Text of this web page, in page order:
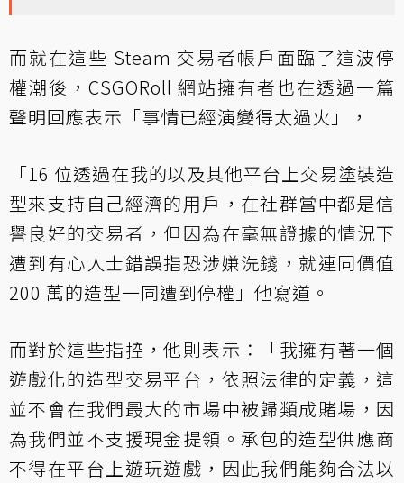
而就在這些 Steam 交易者帳戶面臨了這波停
權潮後，CSGORoll 網站擁有者也在透過一篇
聲明回應表示「事情已經演變得太過火」，
「16 位透過在我的以及其他平台上交易塗裝造
型來支持自己經濟的用戶，在社群當中都是信
譽良好的交易者，但因為在毫無證據的情況下
遭到有心人士錯誤指恐涉嫌洗錢，就連同價值
200 萬的造型一同遭到停權」他寫道。
而對於這些指控，他則表示：「我擁有著一個
遊戲化的造型交易平台，依照法律的定義，這
並不會在我們最大的市場中被歸類成賭場，因
為我們並不支援現金提領。承包的造型供應商
不得在平台上遊玩遊戲，因此我們能夠合法以